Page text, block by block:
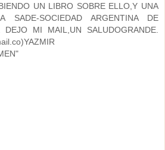
UN LIBRO SOBRE ELLO,Y UNA
SADE-SOCIEDAD ARGENTINA DE
DEJO MI MAIL,UN SALUDOGRANDE.